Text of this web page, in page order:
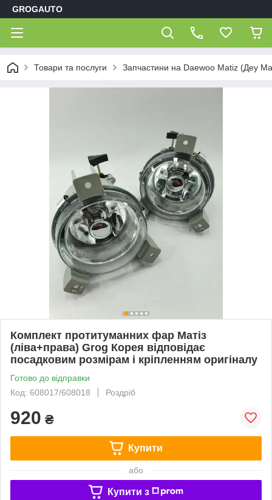
GROGAUTO
Товари та послуги Запчастини на Daewoo Matiz (Деу
Комплект протитуманних фар Матіз
(ліва+права) Grog Корея відповідає
посадковим розмірам і кріпленням оригіналу
Готово до відправки
Код: 608017/608018
Роздріб
920 ₴
Купити
або
Купити з